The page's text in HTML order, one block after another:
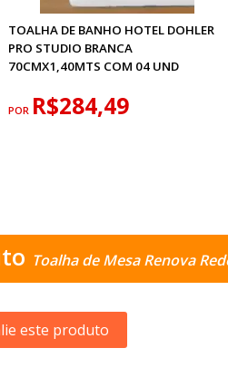
TOALHA DE BANHO HOTEL DOHLER
PRO STUDIO BRANCA
70CMX1,40MTS COM 04 UND
POR R$284,49
Toalha de Mesa Renova
este produto